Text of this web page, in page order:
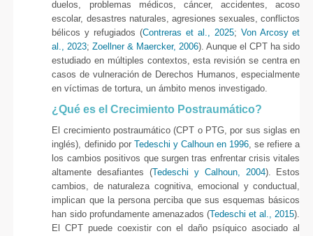
duelos, problemas médicos, cáncer, accidentes, acoso
escolar, desastres naturales, agresiones sexuales, conflictos
bélicos y refugiados (Contreras et al., 2025; Von Arcosy et
al., 2023;Zoellner & Maercker, 2006). Aunque el CPT ha sido
estudiado en múltiples contextos, esta revisión se centra en
casos de vulneración de Derechos Humanos, especialmente
en víctimas de tortura, un ámbito menos investigado.
¿Qué es el Crecimiento Postraumático?
El crecimiento postraumático (CPT o PTG, por sus siglas en
inglés), definido por Tedeschi y Calhoun en 1996, se refiere a
los cambios positivos que surgen tras enfrentar crisis vitales
altamente desafiantes (Tedeschi y Calhoun, 2004). Estos
cambios, de naturaleza cognitiva, emocional y conductual,
implican que la persona perciba que sus esquemas básicos
han sido profundamente amenazados (Tedeschi et al., 2015).
El CPT puede coexistir con el daño psíquico asociado al